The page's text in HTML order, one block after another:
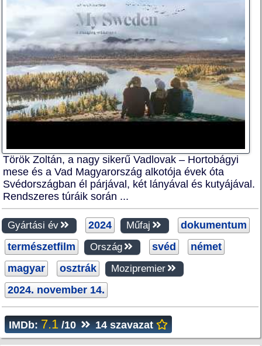
Török Zoltán, a nagy sikerű Vadlovak – Hortobágyi
mese és a Vad Magyarország alkotója évek óta
Svédországban él párjával, két lányával és kutyájával.
Rendszeres túráik során ...
Gyártási év 2024 Műfaj
dokumentum
természetfilm
Ország svéd
német
magyar
osztrák Mozipremier
2024. november 14.
IMDb: 7.1 /10 14 szavazat